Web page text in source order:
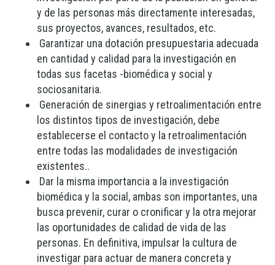
y de las personas más directamente interesadas,
sus proyectos, avances, resultados, etc.
Garantizar una dotación presupuestaria adecuada
en cantidad y calidad para la investigación en
todas sus facetas -biomédica y social y
sociosanitaria.
Generación de sinergias y retroalimentación entre
los distintos tipos de investigación, debe
establecerse el contacto y la retroalimentación
entre todas las modalidades de investigación
existentes..
Dar la misma importancia a la investigación
biomédica y la social, ambas son importantes, una
busca prevenir, curar o cronificar y la otra mejorar
las oportunidades de calidad de vida de las
personas. En definitiva, impulsar la cultura de
investigar para actuar de manera concreta y